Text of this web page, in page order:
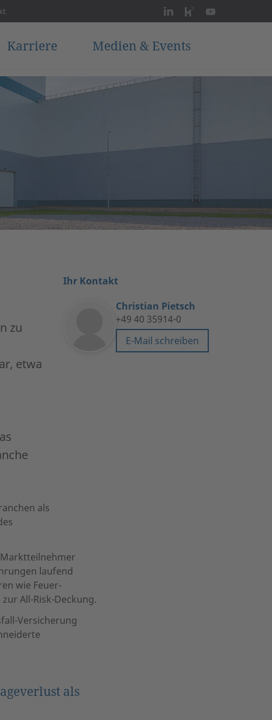
Karriere Medien & Events
zu
etwa
Ihr Kontakt
Christian Pietsch
+49 40 35914-0
E-Mail schreiben
als
laufend
wie Feuer-
All-Risk-Deckung.
Versicherung
als